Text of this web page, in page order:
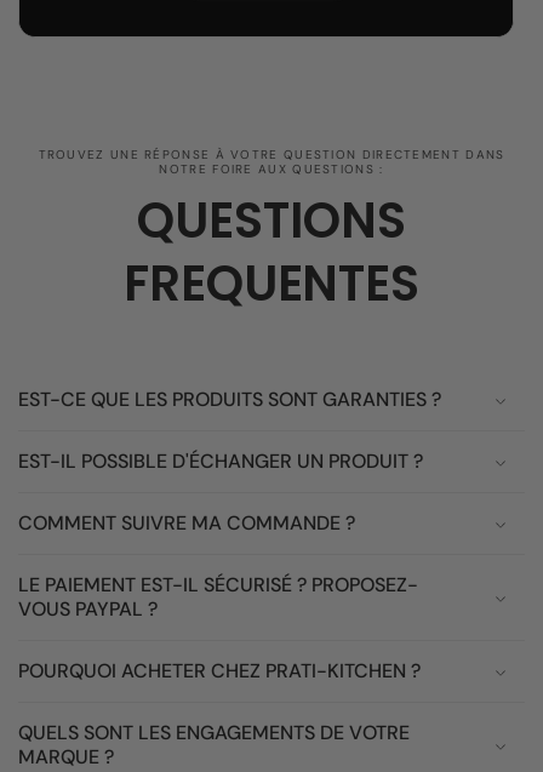
TROUVEZ UNE RÉPONSE À VOTRE QUESTION DIRECTEMENT DANS
NOTRE FOIRE AUX QUESTIONS :
QUESTIONS
FREQUENTES
EST-CE QUE LES PRODUITS SONT GARANTIES ?
EST-IL POSSIBLE D'ÉCHANGER UN PRODUIT ?
COMMENT SUIVRE MA COMMANDE ?
LE PAIEMENT EST-IL SÉCURISÉ ? PROPOSEZ-
VOUS PAYPAL ?
POURQUOI ACHETER CHEZ PRATI-KITCHEN ?
QUELS SONT LES ENGAGEMENTS DE VOTRE
MARQUE ?